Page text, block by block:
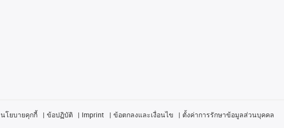
นโยบายคุกกี้ ข้อปฏิบัติ Imprint ข้อตกลงและเงื่อนไข ตั้งค่าการรักษาข้อมูลส่วนบุคคล